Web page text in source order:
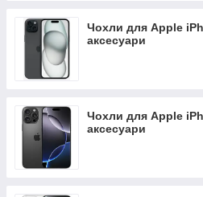
Чохли для Apple
аксесуари
Чохли для Apple
аксесуари